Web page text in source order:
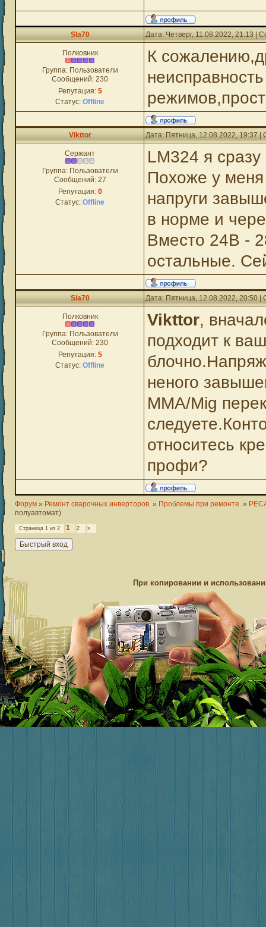
Sla70 Дата: Четверг, 11.08.2022, 21:13 |
Полковник
Группа: Пользователи
Сообщений: 230
Репутация: 5
Статус: Offline
К
Vikttor Дата: Пятница, 12.08.2022, 19:37
Сержант
Группа: Пользователи
Сообщений: 27
Репутация: 0
Статус: Offline
LM324 я
Похоже у
напруги
в норме и
Вместо 24В -
остальные.
Sla70 Дата: Пятница, 12.08.2022, 20:50
Полковник
Группа: Пользователи
Сообщений: 230
Репутация: 5
Статус: Offline
Vikttor,
подходит к
неного
MMA/Mig
относитесь
профи?
Форум » Ремонт сварочных инверторов. » Проблемы при ремонте. »
полуавтомат)
Страница 1 из 2 1 2 »
При копировании и